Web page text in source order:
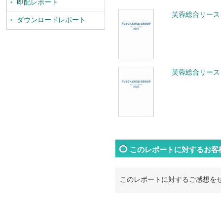
即配レポート
ダウンロードレポート
芙蓉総合リー
芙蓉総合リー
このレポートに対するお客
このレポートに対するご感想を